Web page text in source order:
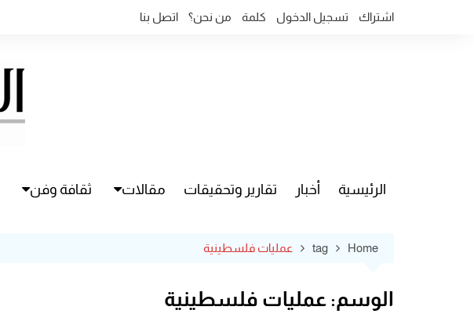
اشتراك تسجيل الدخول كلمة من نحن؟ اتصل بنا
الرئيسية أخبار تقارير وتحقيقات مقالات ثقافة وفن
Home
tag عمليات فلسطينية
الوسم: عمليات فلسطينية